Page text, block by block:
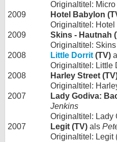
Originaltitel: Micro
2009
Hotel Babylon
Originaltitel:
2009
Skins - Hautnah
Originaltitel:
2008
Little Dorrit (TV)
Originaltitel: Little
2008
Harley Street
Originaltitel:
2007
Lady Godiva:
Jenkins
Originaltitel: Lady
2007
Legit (TV) als
Originaltitel: Legit